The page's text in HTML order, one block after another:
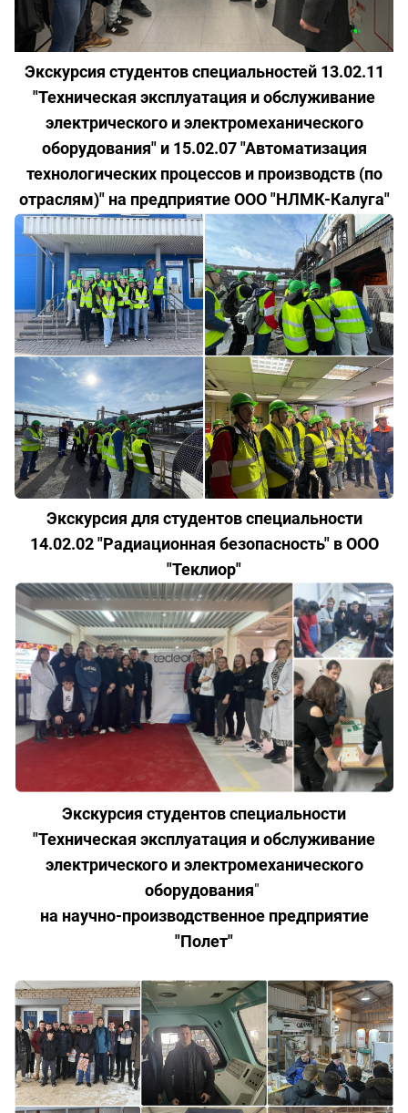
Экскурсия студентов специальностей 13.02.11
"Техническая эксплуатация и обслуживание
электрического и электромеханического
оборудования" и 15.02.07 "Автоматизация
технологических процессов и производств (по
отраслям)" на предприятие ООО "НЛМК-Калуга"
Экскурсия для студентов специальности
14.02.02 "Радиационная безопасность" в ООО
"Теклиор"
Экскурсия студентов специальности
"Техническая эксплуатация и обслуживание
электрического и электромеханического
оборудования"
на научно-производственное предприятие
"Полет"